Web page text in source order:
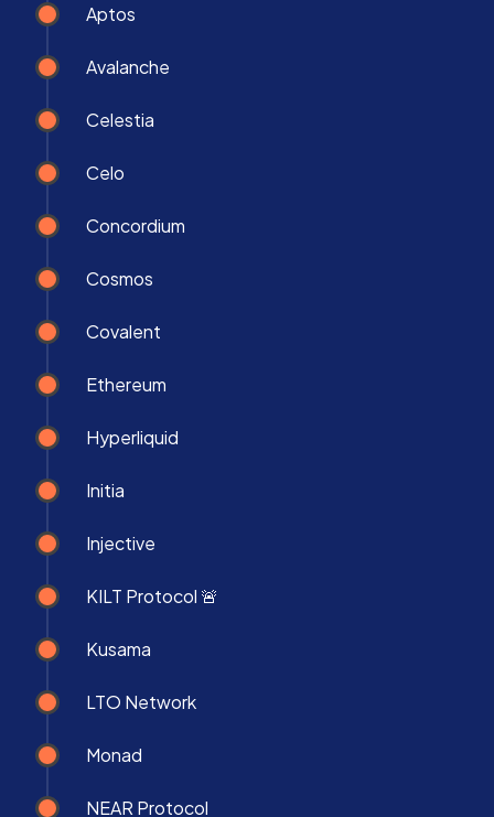
Aptos
Avalanche
Celestia
Celo
Concordium
Cosmos
Covalent
Ethereum
Hyperliquid
Initia
Injective
KILT Protocol 🚨
Kusama
LTO Network
Monad
NEAR Protocol